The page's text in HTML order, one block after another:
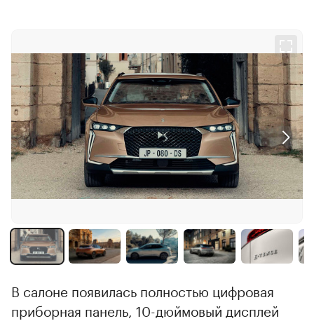
В салоне появилась полностью цифровая
приборная панель, 10-дюймовый дисплей